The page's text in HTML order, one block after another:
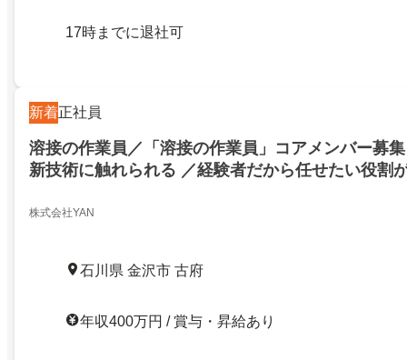
17時までに退社可
新着正社員
溶接の作業員／「溶接の作業員」コアメンバー募
新技術に触れられる ／経験者だから任せたい役割
株式会社YAN
石川県 金沢市 古府
年収400万円 / 賞与・昇給あり